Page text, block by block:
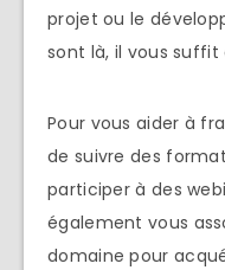
projet ou le
sont là, il vous suffit
Pour vous aider à
de suivre des
participer à des
également vous
domaine pour